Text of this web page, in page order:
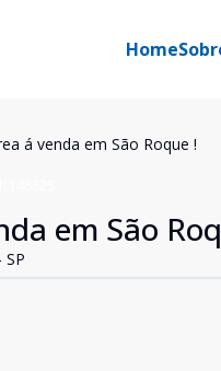
Home
á venda em São Roque !
em São